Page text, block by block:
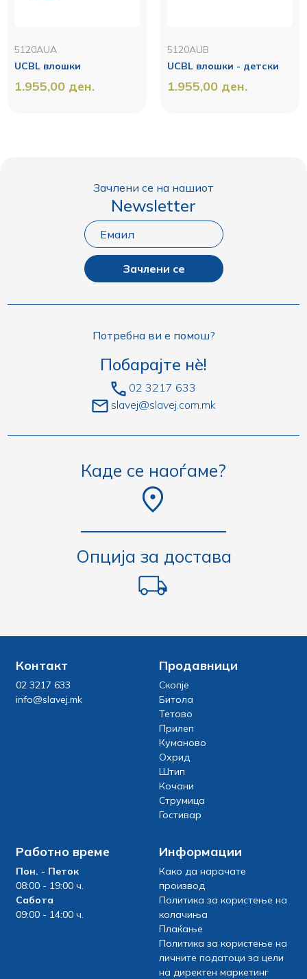
5120AUA
UCBL влошки
1.955,00 ден.
5120AUB
UCBL влошки - детски
1.955,00 ден.
Зачлени се на нашиот
Newsletter
Зачлени се
Потребна ви е помош?
Побарајте нè!
02 3217 633
slavej@slavej.com.mk
Каде се наоѓаме?
Опција за достава
Контакт
02 3217 633
info@slavej.mk
Продавници
Скопје
Битола
Тетово
Прилеп
Куманово
Охрид
Штип
Кочани
Струмица
Гостивар
Работно време
Пон. - Петок
08:00 - 19:00 ч.
Сабота
09:00 - 14:00 ч.
Информации
Како да нарачате
производ
Политика за користење на
колачиња
Плаќање
Политика за користење на
личните податоци за цели
на директен маркетинг